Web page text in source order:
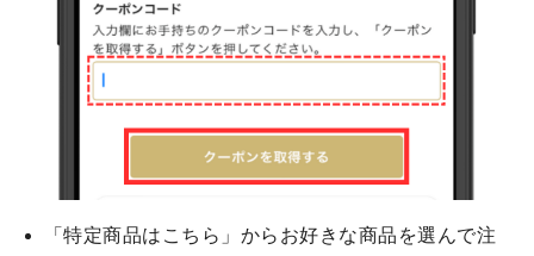
「特定商品はこちら」からお好きな商品を選んで注